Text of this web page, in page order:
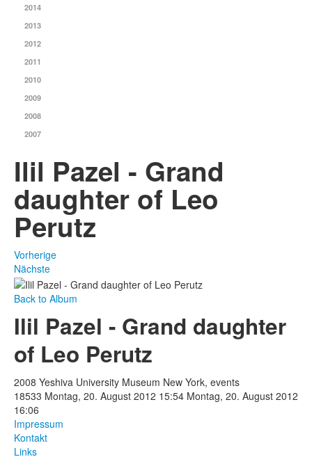
2014
2013
2012
2011
2010
2009
2008
2007
Ilil Pazel - Grand
daughter of Leo
Perutz
Vorherige
Nächste
Back to Album
Ilil Pazel - Grand daughter
of Leo Perutz
2008 Yeshiva University Museum New York, events
18533 Montag, 20. August 2012 15:54 Montag, 20. August 2012
16:06
Impressum
Kontakt
Links